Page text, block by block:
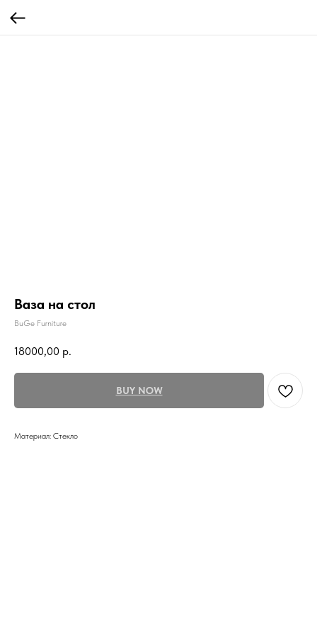
Ваза на стол
BuGe Furniture
18000,00 р.
BUY NOW
Материал: Стекло